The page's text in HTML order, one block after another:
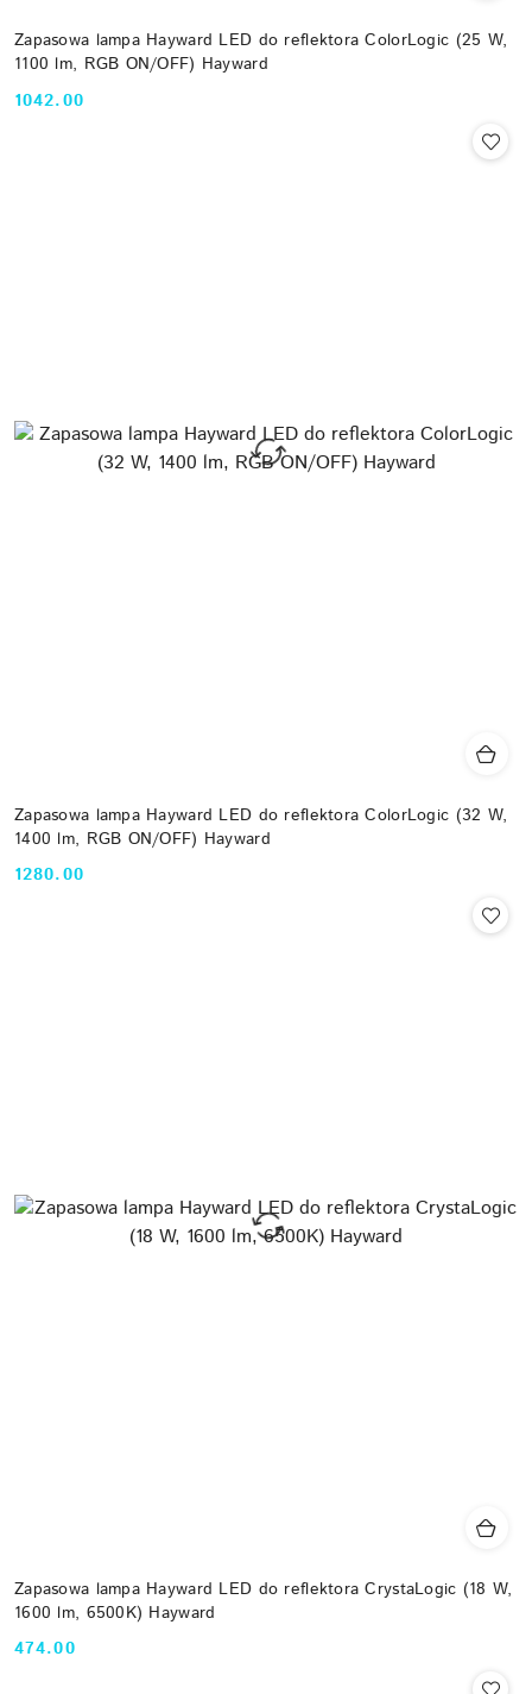
Zapasowa lampa Hayward LED do reflektora ColorLogic (25 W,
1100 lm, RGB ON/OFF) Hayward
Cena:
1042.00
Zapasowa lampa Hayward LED do reflektora ColorLogic (32 W,
1400 lm, RGB ON/OFF) Hayward
Cena:
1280.00
Zapasowa lampa Hayward LED do reflektora CrystaLogic (18 W,
1600 lm, 6500K) Hayward
Cena:
474.00